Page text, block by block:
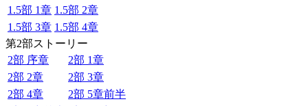
1.5部 1章 1.5部 2章
1.5部 3章 1.5部 4章
第2部ストーリー
2部 序章
2部 1章
2部 2章
2部 3章
2部 4章
2部 5章前半